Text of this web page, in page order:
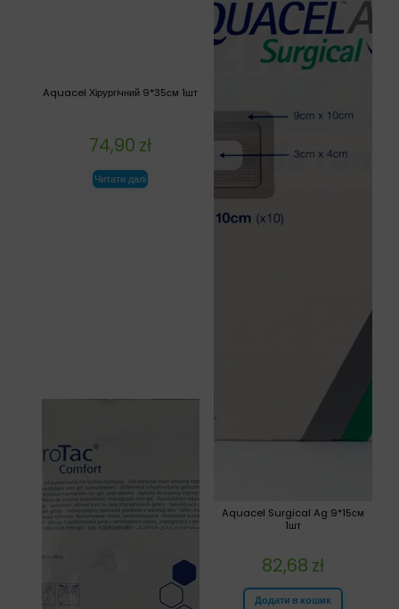
Aquacel Surgical Ag 9*15см
1шт
82,68 zł
Додати в кошик
Aquacel Хірургічний 9*35см 1шт
74,90 zł
Читати далі